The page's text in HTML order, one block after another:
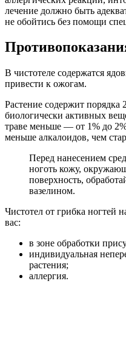
лечение должно быть
не обойтись без помощи
В чистотеле содержатся
привести к ожогам.
Растение содержит порядка
биологически активных
траве меньше — от 1% до
меньше алкалоидов, чем
Перед нанесением
ноготь кожу,
поверхность,
вазелином.
Чистотел от грибка ногтей
вас:
в зоне обработки
индивидуальная
растения;
аллергия.